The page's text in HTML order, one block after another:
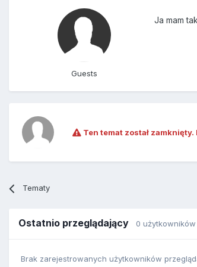
Guests
Ja mam
Ten temat został
Tematy
Ostatnio przeglądający 0 użytkowników
Brak zarejestrowanych użytkowników